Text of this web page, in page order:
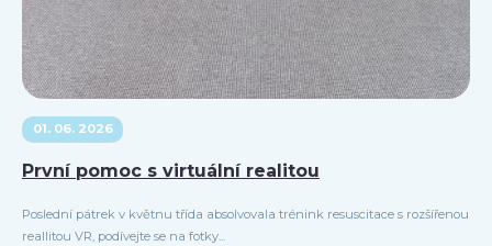
01. 06. 2026
První pomoc s virtuální realitou
Poslední pátrek v květnu třída absolvovala trénink resuscitace s rozšířenou
reallitou VR, podívejte se na fotky...